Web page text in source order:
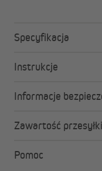
Zalety markizy w
Markiza w pełnej
spełniając
Rozbudowane
Specyfikacja
Instrukcje
Informacje
Zawartość przesyłki
Pomoc